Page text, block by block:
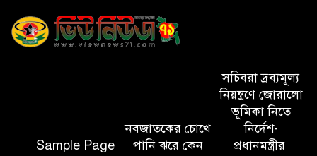
বিভাগীয় কমিশনার
কমিশনার জুলাই স্মৃতিস্তম্ভে পুষ্পস্তবক
অর্পণ ও জুলাই গণঅভ্যুত্থানের
১০ লাখ টাকার চেক ডিজঅনার
Sample Page
নবজাতকের চোখে
পানি ঝরে কেন
সচিবরা দ্রব্যমূল্য
নিয়ন্ত্রণে জোরালো
ভূমিকা নিতে
নির্দেশ-
প্রধানমন্ত্রীর